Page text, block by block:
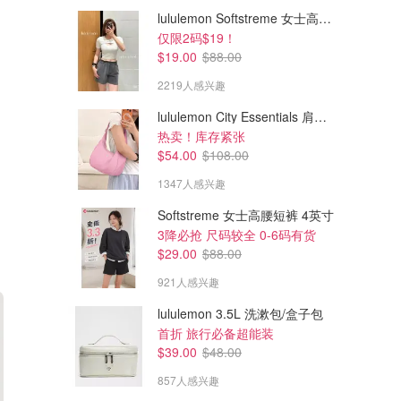
lululemon Softstreme 女士高腰短裤 10cm
仅限2码$19！
$19.00 $88.00
2219人感兴趣
lululemon City Essentials 肩背包 4L
热卖！库存紧张
$54.00 $108.00
1347人感兴趣
Softstreme 女士高腰短裤 4英寸
3降必抢 尺码较全 0-6码有货
$29.00 $88.00
921人感兴趣
lululemon 3.5L 洗漱包/盒子包
首折 旅行必备超能装
$39.00 $48.00
857人感兴趣